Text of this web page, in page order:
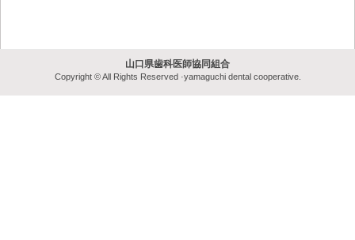
山口県歯科医師協同組合
Copyright © All Rights Reserved ·yamaguchi dental cooperative.